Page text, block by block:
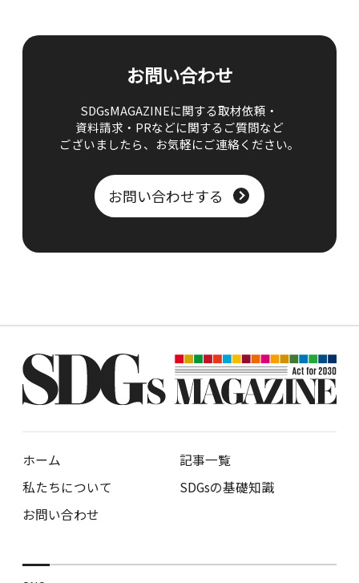
お問い合わせ
SDGsMAGAZINEに関する取材依頼・
資料請求・PRなどに関するご質問など
ございましたら、 お気軽にご連絡ください。
お問い合わせする
ホーム
記事一覧
私たちについて
SDGsの基礎知識
お問い合わせ